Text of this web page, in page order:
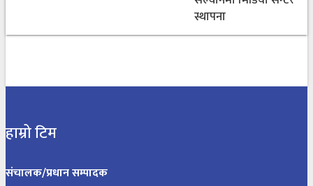
स्थापना
हाम्रो टिम
संचालक/प्रधान सम्पादक